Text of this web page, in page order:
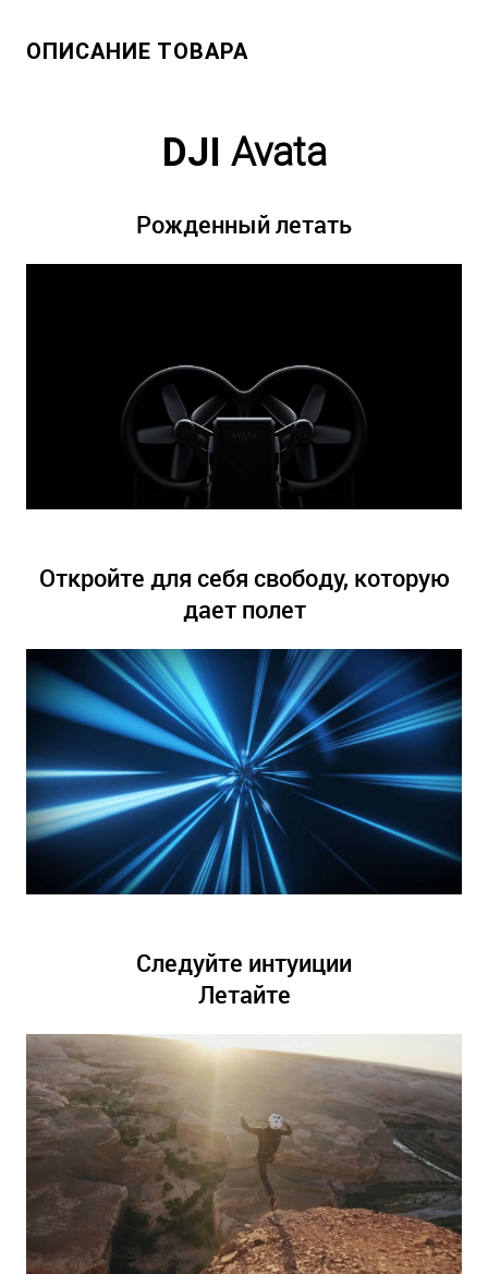
ОПИСАНИЕ ТОВАРА
DJI Avata
Рожденный летать
Откройте для себя свободу, которую
дает полет
Следуйте интуиции
Летайте